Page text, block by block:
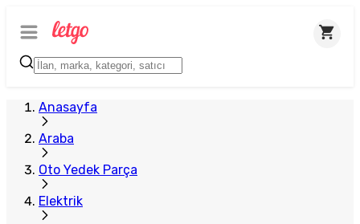
Anasayfa
Araba
Oto Yedek Parça
Elektrik
Plus Satıcı